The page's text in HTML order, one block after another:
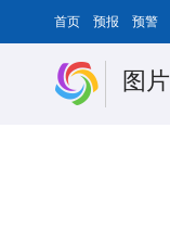
首页 预报 预警
图片